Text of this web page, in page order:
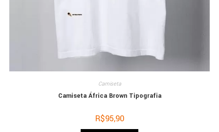
Camiseta
Camiseta África Brown Tipografia
R$95,90